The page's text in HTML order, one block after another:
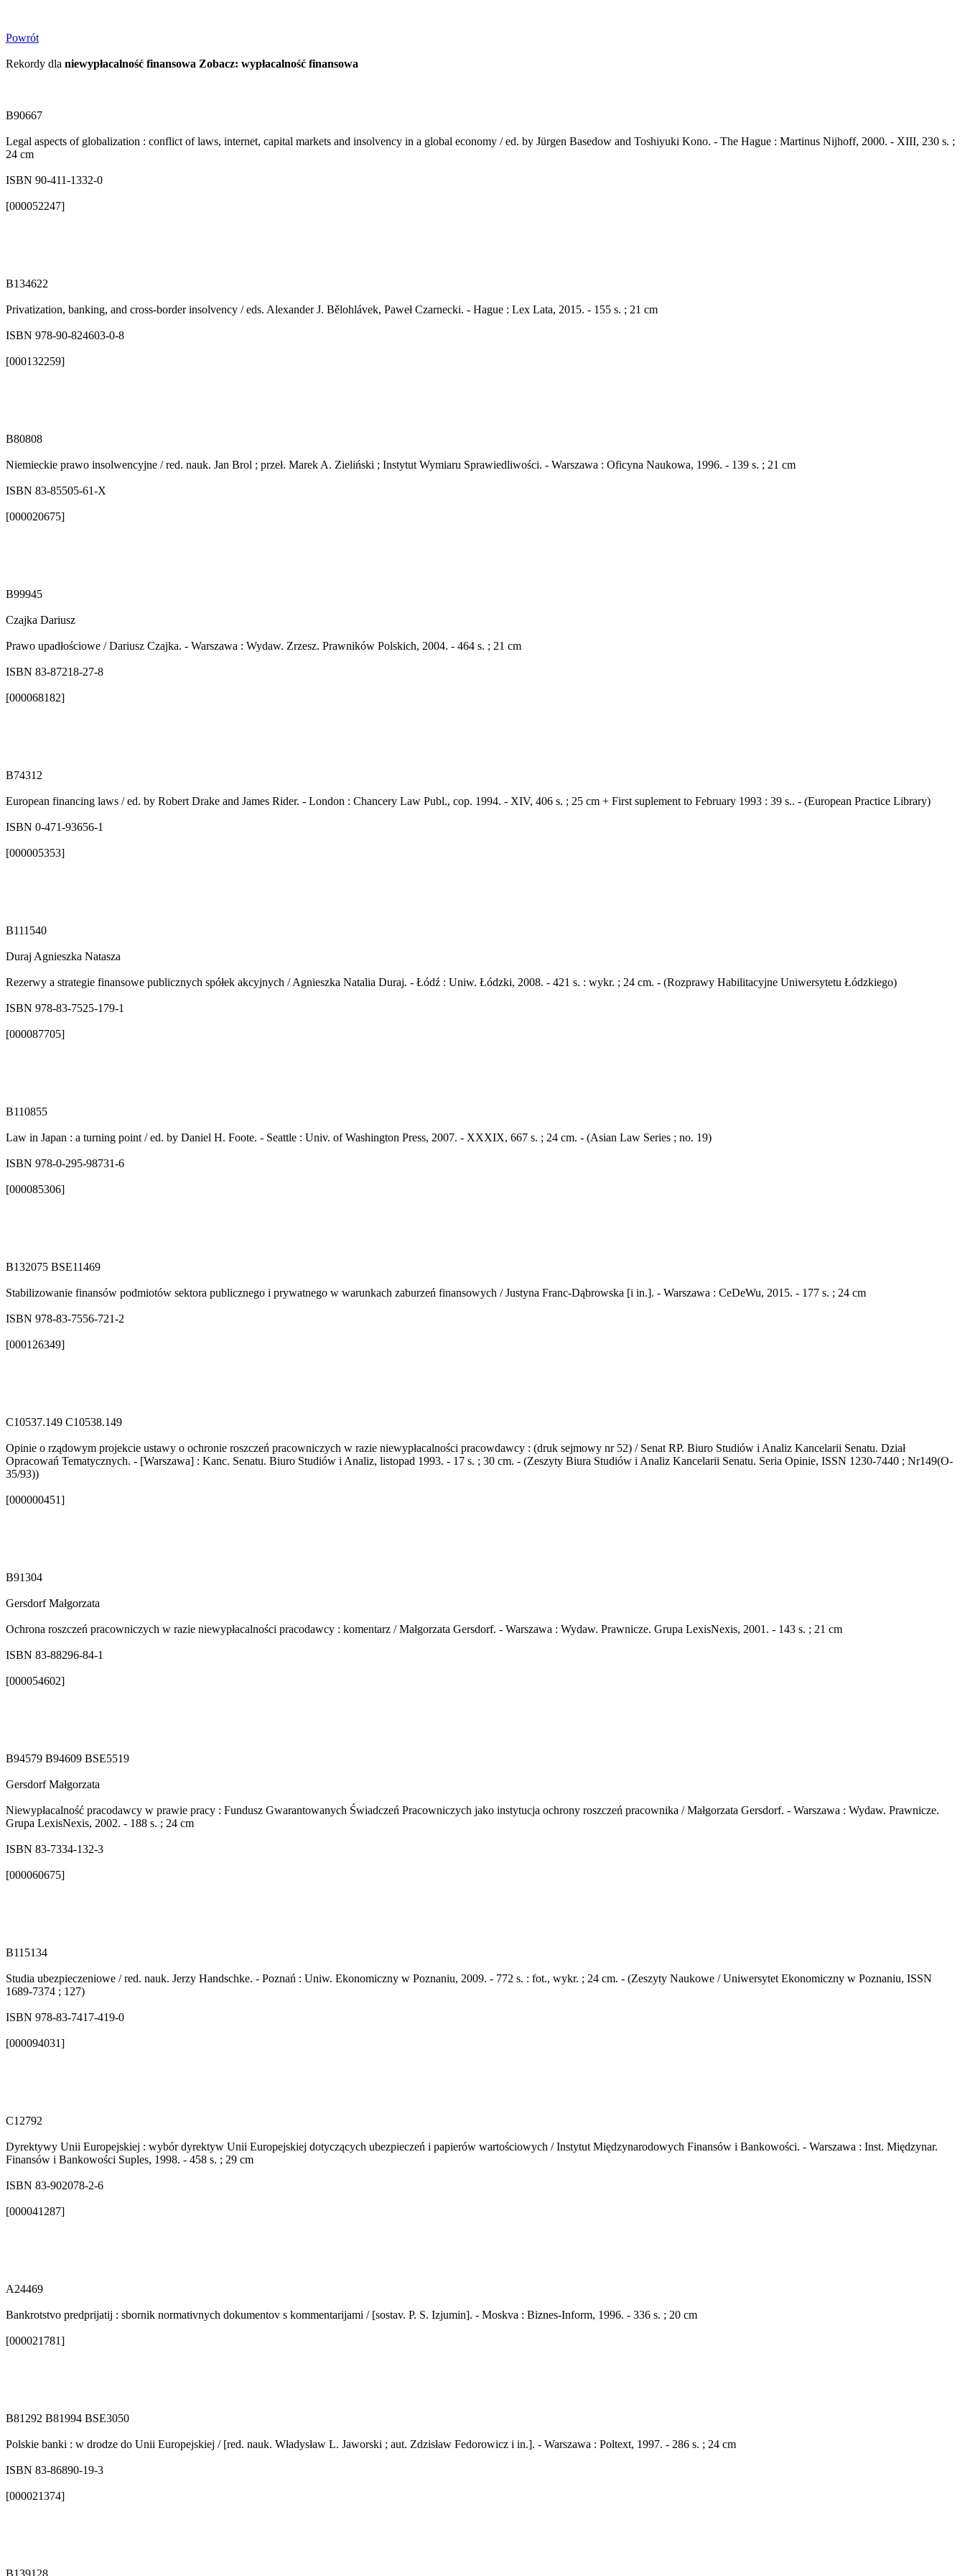
Powrót
Rekordy dla niewypłacalność finansowa Zobacz: wypłacalność finansowa
B90667
Legal aspects of globalization : conflict of laws, internet, capital markets and insolvency in a global economy / ed. by Jürgen Basedow and Toshiyuki Kono. - The Hague : Martinus Nijhoff, 2000. - XIII, 230 s. ;
24 cm
ISBN 90-411-1332-0
[000052247]
B134622
Privatization, banking, and cross-border insolvency / eds. Alexander J. Bělohlávek, Paweł Czarnecki. - Hague : Lex Lata, 2015. - 155 s. ; 21 cm
ISBN 978-90-824603-0-8
[000132259]
B80808
Niemieckie prawo insolwencyjne / red. nauk. Jan Brol ; przeł. Marek A. Zieliński ; Instytut Wymiaru Sprawiedliwości. - Warszawa : Oficyna Naukowa, 1996. - 139 s. ; 21 cm
ISBN 83-85505-61-X
[000020675]
B99945
Czajka Dariusz
Prawo upadłościowe / Dariusz Czajka. - Warszawa : Wydaw. Zrzesz. Prawników Polskich, 2004. - 464 s. ; 21 cm
ISBN 83-87218-27-8
[000068182]
B74312
European financing laws / ed. by Robert Drake and James Rider. - London : Chancery Law Publ., cop. 1994. - XIV, 406 s. ; 25 cm + First suplement to February 1993 : 39 s.. - (European Practice Library)
ISBN 0-471-93656-1
[000005353]
B111540
Duraj Agnieszka Natasza
Rezerwy a strategie finansowe publicznych spółek akcyjnych / Agnieszka Natalia Duraj. - Łódź : Uniw. Łódzki, 2008. - 421 s. : wykr. ; 24 cm. - (Rozprawy Habilitacyjne Uniwersytetu Łódzkiego)
ISBN 978-83-7525-179-1
[000087705]
B110855
Law in Japan : a turning point / ed. by Daniel H. Foote. - Seattle : Univ. of Washington Press, 2007. - XXXIX, 667 s. ; 24 cm. - (Asian Law Series ; no. 19)
ISBN 978-0-295-98731-6
[000085306]
B132075 BSE11469
Stabilizowanie finansów podmiotów sektora publicznego i prywatnego w warunkach zaburzeń finansowych / Justyna Franc-Dąbrowska [i in.]. - Warszawa : CeDeWu, 2015. - 177 s. ; 24 cm
ISBN 978-83-7556-721-2
[000126349]
C10537.149 C10538.149
Opinie o rządowym projekcie ustawy o ochronie roszczeń pracowniczych w razie niewypłacalności pracowdawcy : (druk sejmowy nr 52) / Senat RP. Biuro Studiów i Analiz Kancelarii Senatu. Dział
Opracowań Tematycznych. - [Warszawa] : Kanc. Senatu. Biuro Studiów i Analiz, listopad 1993. - 17 s. ; 30 cm. - (Zeszyty Biura Studiów i Analiz Kancelarii Senatu. Seria Opinie, ISSN 1230-7440 ; Nr149(O-
35/93))
[000000451]
B91304
Gersdorf Małgorzata
Ochrona roszczeń pracowniczych w razie niewypłacalności pracodawcy : komentarz / Małgorzata Gersdorf. - Warszawa : Wydaw. Prawnicze. Grupa LexisNexis, 2001. - 143 s. ; 21 cm
ISBN 83-88296-84-1
[000054602]
B94579 B94609 BSE5519
Gersdorf Małgorzata
Niewypłacalność pracodawcy w prawie pracy : Fundusz Gwarantowanych Świadczeń Pracowniczych jako instytucja ochrony roszczeń pracownika / Małgorzata Gersdorf. - Warszawa : Wydaw. Prawnicze.
Grupa LexisNexis, 2002. - 188 s. ; 24 cm
ISBN 83-7334-132-3
[000060675]
B115134
Studia ubezpieczeniowe / red. nauk. Jerzy Handschke. - Poznań : Uniw. Ekonomiczny w Poznaniu, 2009. - 772 s. : fot., wykr. ; 24 cm. - (Zeszyty Naukowe / Uniwersytet Ekonomiczny w Poznaniu, ISSN
1689-7374 ; 127)
ISBN 978-83-7417-419-0
[000094031]
C12792
Dyrektywy Unii Europejskiej : wybór dyrektyw Unii Europejskiej dotyczących ubezpieczeń i papierów wartościowych / Instytut Międzynarodowych Finansów i Bankowości. - Warszawa : Inst. Międzynar.
Finansów i Bankowości Suples, 1998. - 458 s. ; 29 cm
ISBN 83-902078-2-6
[000041287]
A24469
Bankrotstvo predprijatij : sbornik normativnych dokumentov s kommentarijami / [sostav. P. S. Izjumin]. - Moskva : Biznes-Inform, 1996. - 336 s. ; 20 cm
[000021781]
B81292 B81994 BSE3050
Polskie banki : w drodze do Unii Europejskiej / [red. nauk. Władysław L. Jaworski ; aut. Zdzisław Fedorowicz i in.]. - Warszawa : Poltext, 1997. - 286 s. ; 24 cm
ISBN 83-86890-19-3
[000021374]
B139128